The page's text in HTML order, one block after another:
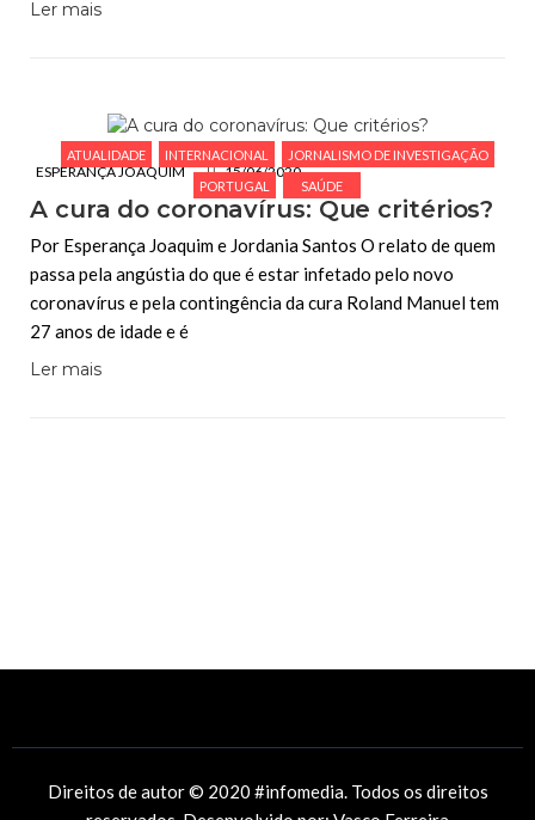
Ler mais
ATUALIDADE INTERNACIONAL
JORNALISMO DE INVESTIGAÇÃO
PORTUGAL
SAÚDE
ESPERANÇA JOAQUIM 15/06/2020
A cura do coronavírus: Que critérios?
Por Esperança Joaquim e Jordania Santos O relato de quem
passa pela angústia do que é estar infetado pelo novo
coronavírus e pela contingência da cura Roland Manuel tem
27 anos de idade e é
Ler mais
Direitos de autor © 2020 #infomedia. Todos os direitos